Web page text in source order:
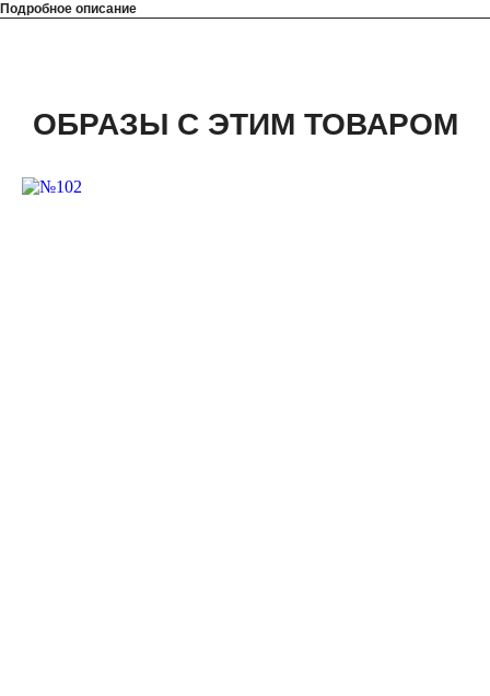
Подробное описание
ОБРАЗЫ С ЭТИМ ТОВАРОМ